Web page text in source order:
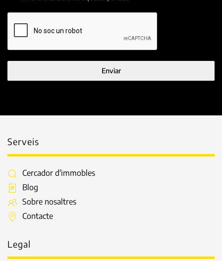
Enviar
Serveis
Cercador d'immobles
Blog
Sobre nosaltres
Contacte
Legal